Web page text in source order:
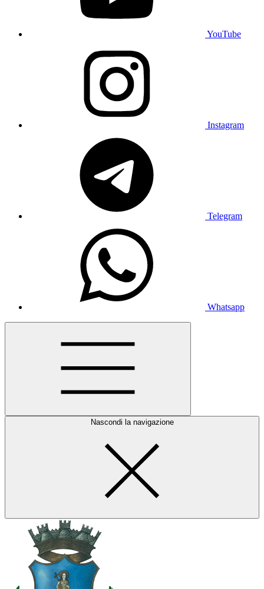
YouTube
Instagram
Telegram
Whatsapp
Nascondi la navigazione